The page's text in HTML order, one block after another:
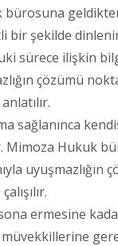
bürosuna
bir şekilde
sürece ilişkin
çözümü
sağlanınca
Mimoza Hukuk
uyuşmazlığın
ermesine
müvekkillerine